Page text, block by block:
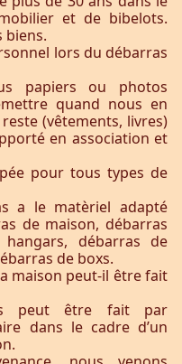
et de bibelots.
biens.
lors du débarras
papiers ou photos
quand nous en
(vêtements, livres)
en association et
pour tous types de
a le matèriel adapté
de maison, débarras
hangars, débarras de
de boxs.
maison peut-il être fait
peut être fait par
dans le cadre d’un